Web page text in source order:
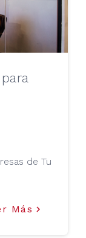
de Tu
Más keyboard_arrow_right